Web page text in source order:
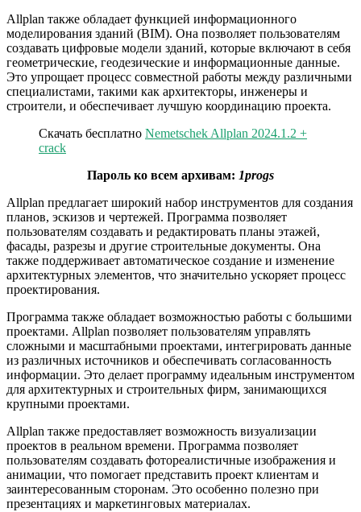
Allplan также обладает функцией информационного
моделирования зданий (BIM). Она позволяет пользователям
создавать цифровые модели зданий, которые включают в себя
геометрические, геодезические и информационные данные.
Это упрощает процесс совместной работы между различными
специалистами, такими как архитекторы, инженеры и
строители, и обеспечивает лучшую координацию проекта.
Скачать бесплатно Nemetschek Allplan 2024.1.2 +
crack
Пароль ко всем архивам: 1progs
Allplan предлагает широкий набор инструментов для создания
планов, эскизов и чертежей. Программа позволяет
пользователям создавать и редактировать планы этажей,
фасады, разрезы и другие строительные документы. Она
также поддерживает автоматическое создание и изменение
архитектурных элементов, что значительно ускоряет процесс
проектирования.
Программа также обладает возможностью работы с большими
проектами. Allplan позволяет пользователям управлять
сложными и масштабными проектами, интегрировать данные
из различных источников и обеспечивать согласованность
информации. Это делает программу идеальным инструментом
для архитектурных и строительных фирм, занимающихся
крупными проектами.
Allplan также предоставляет возможность визуализации
проектов в реальном времени. Программа позволяет
пользователям создавать фотореалистичные изображения и
анимации, что помогает представить проект клиентам и
заинтересованным сторонам. Это особенно полезно при
презентациях и маркетинговых материалах.